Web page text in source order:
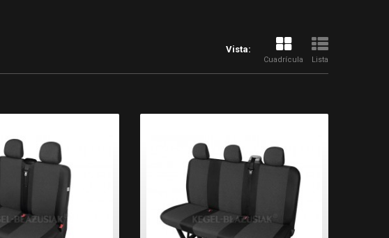
Vista:
Cuadrícula Lista